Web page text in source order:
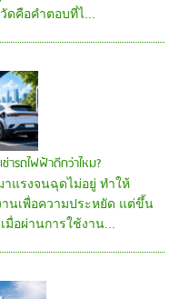
ดคือคำตอบที่ไ...
ารถไฟฟ้าดีกว่าไหม?
แรงจนฉุดไม่อยู่ ทำให้
านเพื่อความประหยัด แต่ขึ้น
อผ่านการใช้งาน...